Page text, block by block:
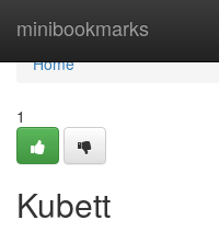
minibookmarks
Home
Home
1
Kubett